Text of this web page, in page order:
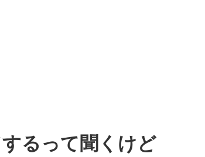
るって聞くけど